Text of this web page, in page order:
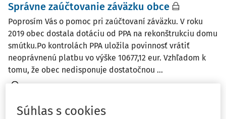
Správne zaúčtovanie záväzku obce
Poprosím Vás o pomoc pri zaúčtovaní záväzku. V roku
2019 obec dostala dotáciu od PPA na rekonštrukciu domu
smútku.Po kontrolách PPA uložila povinnosť vrátiť
neoprávnenú platbu vo výške 10677,12 eur. Vzhľadom k
tomu, že obec nedisponuje dostatočnou ...
Súhlas s cookies